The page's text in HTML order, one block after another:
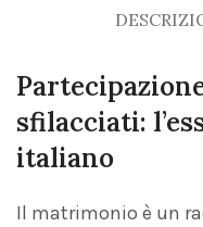
sfilacciati:
italiano
Il matrimonio è un